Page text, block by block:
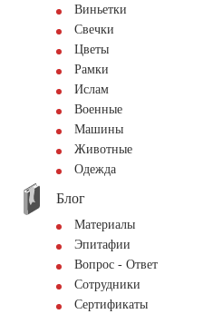
Виньетки
Свечки
Цветы
Рамки
Ислам
Военные
Машины
Животные
Одежда
Блог
Материалы
Эпитафии
Вопрос - Ответ
Сотрудники
Сертификаты